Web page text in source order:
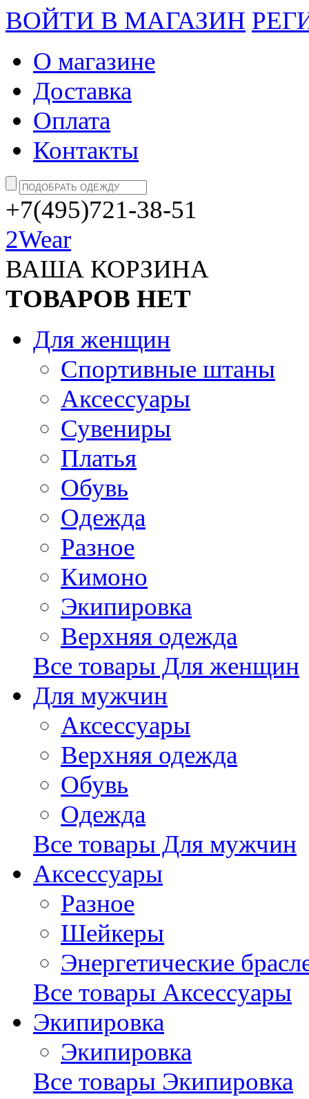
ВОЙТИ В МАГАЗИН
О магазине
Доставка
Оплата
Контакты
+7(495)721-38-51
2Wear
ВАША КОРЗИНА
ТОВАРОВ НЕТ
Для женщин
Спортивные штаны
Аксессуары
Сувениры
Платья
Обувь
Одежда
Разное
Кимоно
Экипировка
Верхняя одежда
Все товары Для женщин
Для мужчин
Аксессуары
Верхняя одежда
Обувь
Одежда
Все товары Для мужчин
Аксессуары
Разное
Шейкеры
Энергетические
Все товары Аксессуары
Экипировка
Экипировка
Все товары Экипировка